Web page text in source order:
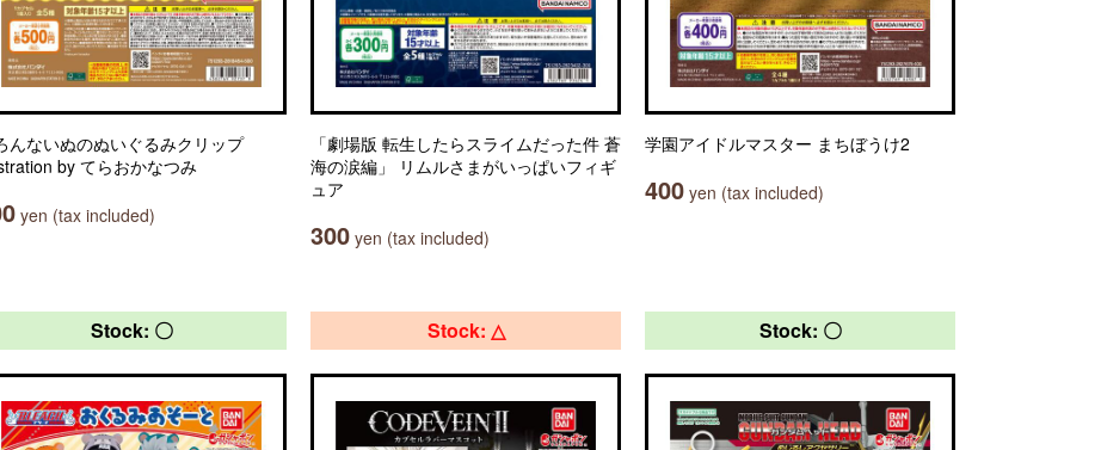
んないぬのぬいぐるみクリップ
by てらおかなつみ
yen (tax included)
「劇場版 転生したらスライムだった件 蒼
海の涙編」 リムルさまがいっぱいフィギ
ュア
300 yen (tax included)
学園アイドルマスター まちぼうけ2
400 yen (tax included)
Stock: 〇 Stock: △ Stock: 〇